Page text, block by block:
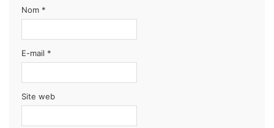
Nom *
E-mail *
Site web